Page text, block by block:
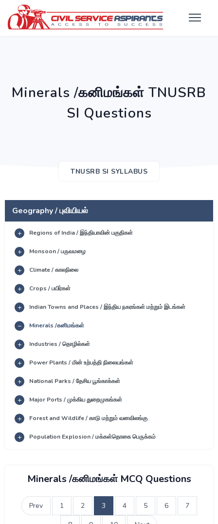
Minerals /கனிமங்கள் TNUSRB
SI Questions
TNUSRB SI SYLLABUS
Geography / புவியியல்
Regions of India / இந்தியாவின் பகுதிகள்
Monsoon / பருவமழை
Climate / காலநிலை
Crops / பயிர்கள்
Indian Towns and Places / இந்திய நகரங்கள் மற்றும் இடங்கள்
Minerals /கனிமங்கள்
Industries / தொழில்கள்
Power Plants / மின் உற்பத்தி நிலையங்கள்
National Parks / தேசிய பூங்காக்கள்
Major Ports / முக்கிய துறைமுகங்கள்
Forest and Wildlife / காடு மற்றும் வனவிலங்கு
Population Explosion / மக்கள்தொகை பெருக்கம்
Minerals /கனிமங்கள் MCQ Questions
Prev 1 2 3 4 5 6 7